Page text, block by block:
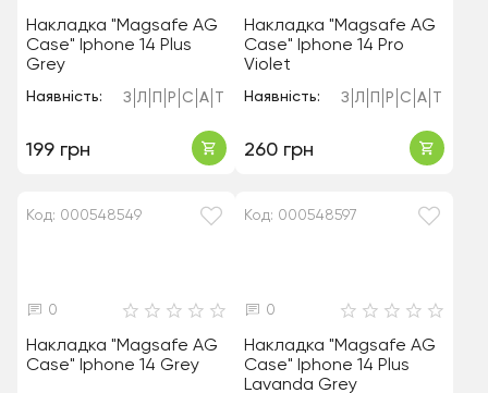
Накладка "Magsafe AG
Case" Iphone 14 Plus
Grey
Наявність: З Л Р С А
199 грн
Накладка "Magsafe AG
Case" Iphone 14 Pro
Violet
Наявність: З Л Р С А
260 грн
Код: 000548549
0
Накладка "Magsafe AG
Case" Iphone 14 Grey
Код: 000548597
0
Накладка "Magsafe AG
Case" Iphone 14 Plus
Lavanda Grey